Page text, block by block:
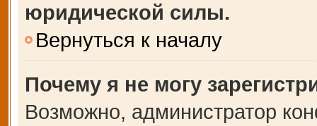
юридической силы.
Вернуться к началу
Почему я не могу
Возможно, администратор